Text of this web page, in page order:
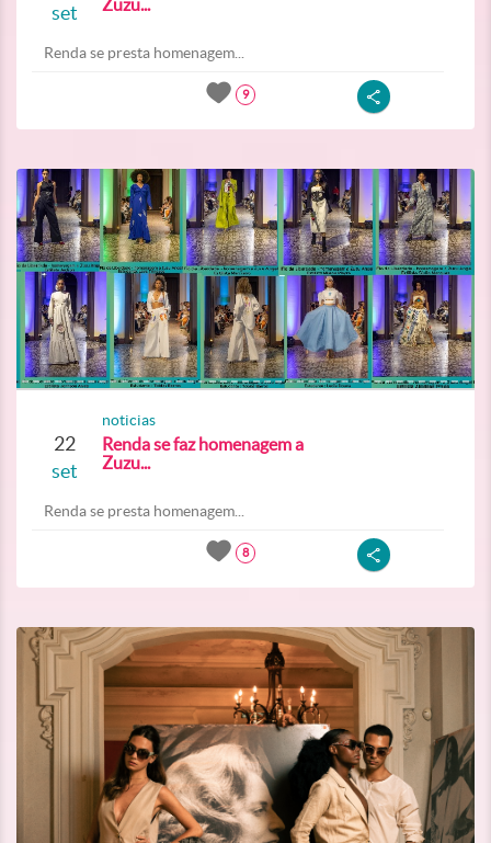
set Zuzu...
Renda se presta homenagem...
9
22
set
noticias
Renda se faz homenagem a
Zuzu...
Renda se presta homenagem...
8